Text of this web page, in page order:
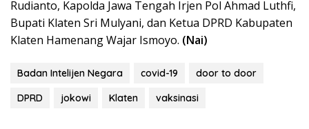
Rudianto, Kapolda Jawa Tengah Irjen Pol Ahmad Luthfi,
Bupati Klaten Sri Mulyani, dan Ketua DPRD Kabupaten
Klaten Hamenang Wajar Ismoyo. (Nai)
Badan Intelijen Negara covid-19
door to door
DPRD
jokowi Klaten vaksinasi